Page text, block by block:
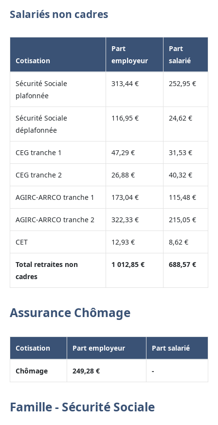
Salariés non cadres
Cotisation
Part
employeur
Part
salarié
Sécurité Sociale
plafonnée
313,44 € 252,95 €
Sécurité Sociale
déplafonnée
116,95 € 24,62 €
CEG tranche 1 47,29 € 31,53 €
CEG tranche 2 26,88 € 40,32 €
AGIRC-ARRCO tranche 1 173,04 € 115,48 €
AGIRC-ARRCO tranche 2 322,33 € 215,05 €
CET 12,93 € 8,62 €
Total retraites non
cadres
1 012,85 € 688,57 €
Assurance Chômage
Cotisation Part employeur Part salarié
Chômage 249,28 € -
Famille - Sécurité Sociale